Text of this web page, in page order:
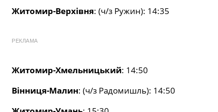
Житомир-Верхівня: (ч/з Ружин): 14:35
РЕКЛАМА
Житомир-Хмельницький: 14:50
Вінниця-Малин: (ч/з Радомишль): 14:50